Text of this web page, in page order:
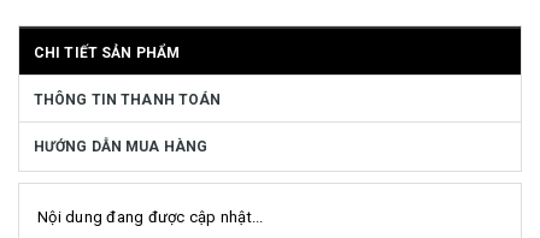
CHI TIẾT SẢN PHẨM
THÔNG TIN THANH TOÁN
HƯỚNG DẪN MUA HÀNG
Nội dung đang được cập nhật...